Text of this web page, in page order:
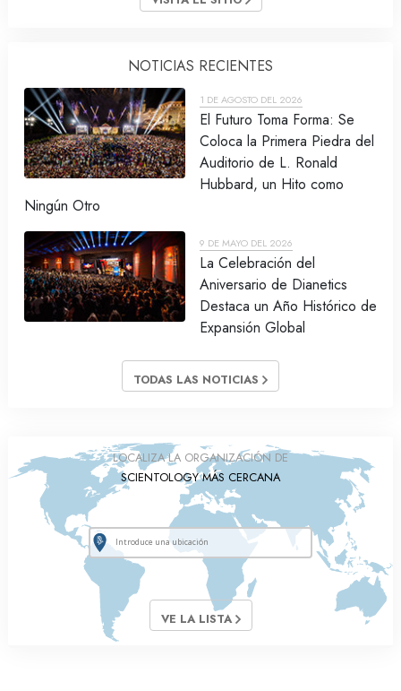
NOTICIAS RECIENTES
1 DE AGOSTO DEL 2026
El Futuro Toma Forma: Se
Coloca la Primera Piedra del
Auditorio de L. Ronald
Hubbard, un Hito como
Ningún Otro
9 DE MAYO DEL 2026
La Celebración del
Aniversario de Dianetics
Destaca un Año Histórico de
Expansión Global
TODAS LAS NOTICIAS
LOCALIZA LA ORGANIZACIÓN DE
SCIENTOLOGY MÁS CERCANA
VE LA LISTA